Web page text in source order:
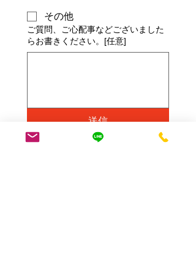
その他
ご質問、ご心配事などございました
らお書きください。[任意]
送信